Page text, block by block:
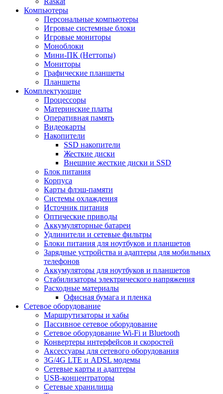
Компьютеры
Персональные компьютеры
Игровые системные блоки
Игровые мониторы
Моноблоки
Мини-ПК (Неттопы)
Мониторы
Графические планшеты
Планшеты
Комплектующие
Процессоры
Материнские платы
Оперативная память
Видеокарты
Накопители
SSD накопители
Жесткие диски
Внешние жесткие диски и SSD
Блок питания
Корпуса
Карты флэш-памяти
Системы охлаждения
Источник питания
Оптические приводы
Аккумуляторные батареи
Удлинители и сетевые фильтры
Блоки питания для ноутбуков и планшетов
Зарядные устройства и адаптеры для мобильных
телефонов
Аккумуляторы для ноутбуков и планшетов
Стабилизаторы электрического напряжения
Расходные материалы
Офисная бумага и пленка
Сетевое оборудование
Маршрутизаторы и хабы
Пассивное сетевое оборудование
Сетевое оборудование Wi-Fi и Bluetooth
Конвертеры интерфейсов и скоростей
Аксессуары для сетевого оборудования
3G/4G LTE и ADSL модемы
Сетевые карты и адаптеры
USB-концентраторы
Сетевые хранилища